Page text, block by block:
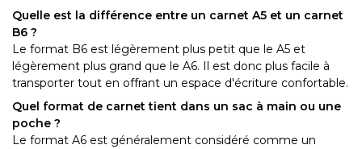
Quelle est la différence entre un carnet A5 et un carnet
B6 ?
Le format B6 est légèrement plus petit que le A5 et
légèrement plus grand que le A6. Il est donc plus facile à
transporter tout en offrant un espace d'écriture confortable.
Quel format de carnet tient dans un sac à main ou une
poche ?
Le format A6 est généralement considéré comme un